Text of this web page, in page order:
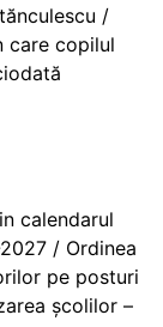
/
care copilul
calendarul
/ Ordinea
pe posturi
școlilor –